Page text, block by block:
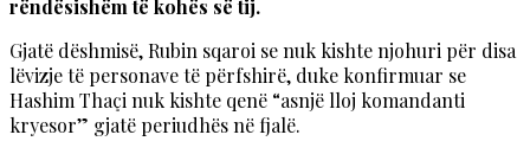
rëndësishëm të kohës së tij.
Gjatë dëshmisë, Rubin sqaroi se nuk kishte njohuri për disa
lëvizje të personave të përfshirë, duke konfirmuar se
Hashim Thaçi nuk kishte qenë “asnjë lloj komandanti
kryesor” gjatë periudhës në fjalë.